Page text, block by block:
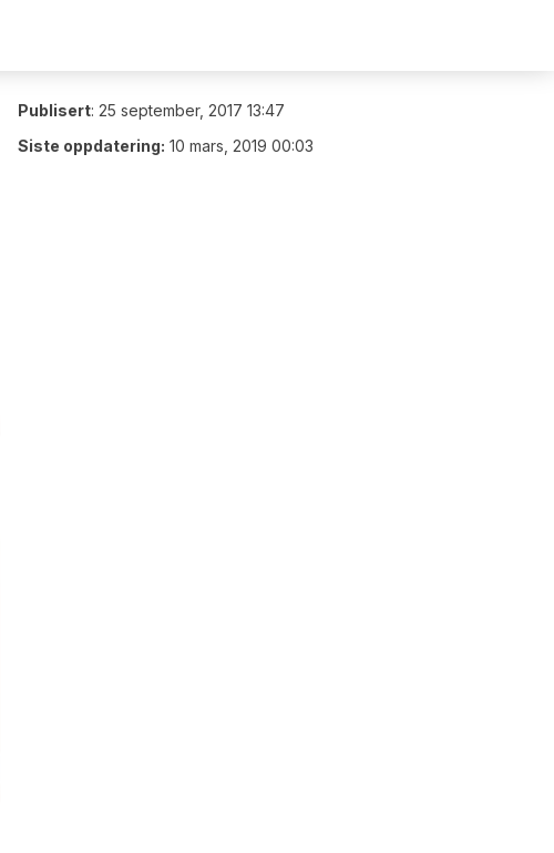
Publisert: 25 september, 2017 13:47
Siste oppdatering: 10 mars, 2019 00:03